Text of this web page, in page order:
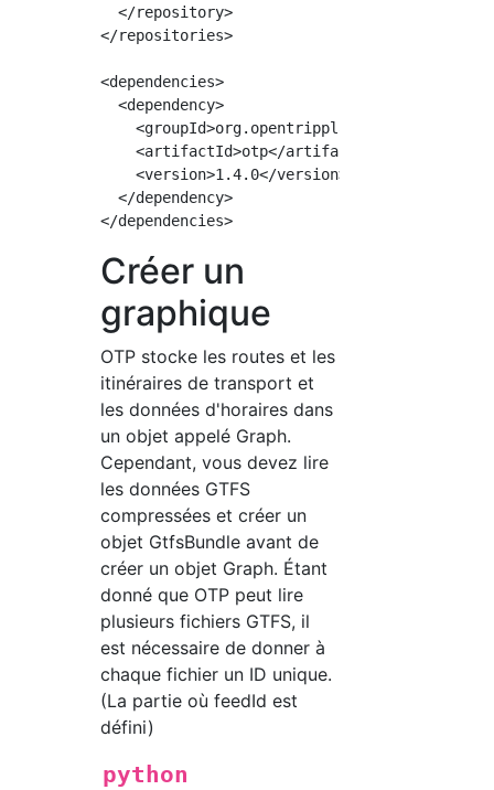
  </repository>
</repositories>
<dependencies>
  <dependency>
    <groupId>org.opentripplanner</groupId>
    <artifactId>otp</artifactId>
    <version>1.4.0</version>
  </dependency>
Créer un
graphique
OTP stocke les routes et les
itinéraires de transport et
les données d'horaires dans
un objet appelé Graph.
Cependant, vous devez lire
les données GTFS
compressées et créer un
objet GtfsBundle avant de
créer un objet Graph. Étant
donné que OTP peut lire
plusieurs fichiers GTFS, il
est nécessaire de donner à
chaque fichier un ID unique.
(La partie où feedId est
défini)
python